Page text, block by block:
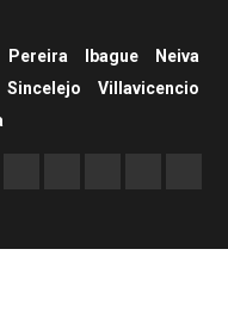
Pereira Ibague
Neiva
Sincelejo
Villavicencio